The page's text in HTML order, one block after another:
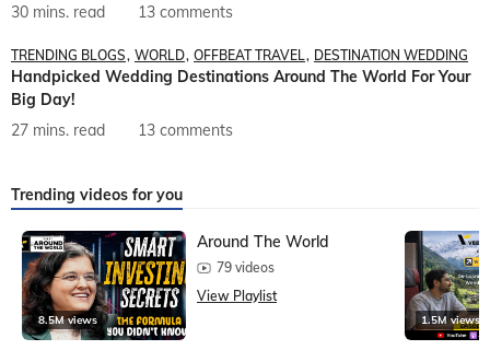
30 mins. read
13 comments
TRENDING BLOGS WORLD OFFBEAT TRAVEL DESTINATION WEDDING
Handpicked Wedding Destinations Around The World For Your
Big Day!
27 mins. read
13 comments
Trending videos for you
8.5M views
Around The World
79 videos
View Playlist
1.5M views